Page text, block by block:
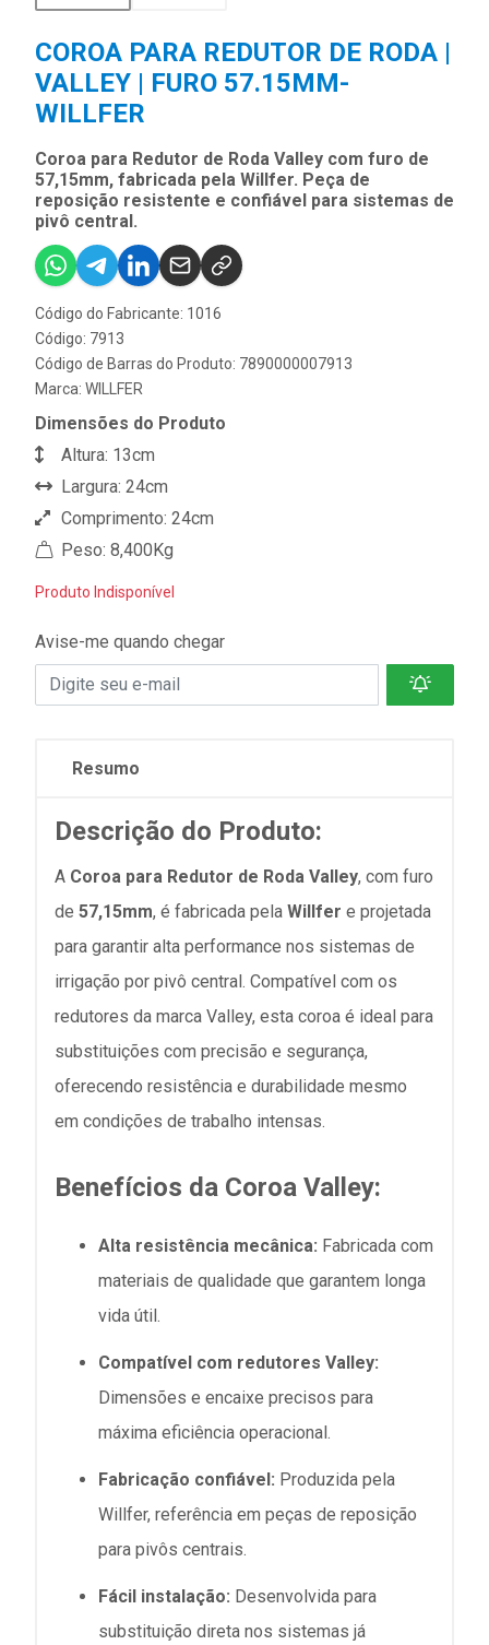
COROA PARA REDUTOR DE RODA |
VALLEY | FURO 57.15MM-
WILLFER
Coroa para Redutor de Roda Valley com furo de
57,15mm, fabricada pela Willfer. Peça de
reposição resistente e confiável para sistemas de
pivô central.
Código do Fabricante: 1016
Código: 7913
Código de Barras do Produto: 7890000007913
Marca: WILLFER
Dimensões do Produto
Altura: 13cm
Largura: 24cm
Comprimento: 24cm
Peso: 8,400Kg
Produto Indisponível
Avise-me quando chegar
Resumo
Descrição do Produto:
A Coroa para Redutor de Roda Valley, com furo
de 57,15mm, é fabricada pela Willfer e projetada
para garantir alta performance nos sistemas de
irrigação por pivô central. Compatível com os
redutores da marca Valley, esta coroa é ideal para
substituições com precisão e segurança,
oferecendo resistência e durabilidade mesmo
em condições de trabalho intensas.
Benefícios da Coroa Valley:
Alta resistência mecânica: Fabricada com
materiais de qualidade que garantem longa
vida útil.
Compatível com redutores Valley:
Dimensões e encaixe precisos para
máxima eficiência operacional.
Fabricação confiável: Produzida pela
Willfer, referência em peças de reposição
para pivôs centrais.
Fácil instalação: Desenvolvida para
substituição direta nos sistemas já